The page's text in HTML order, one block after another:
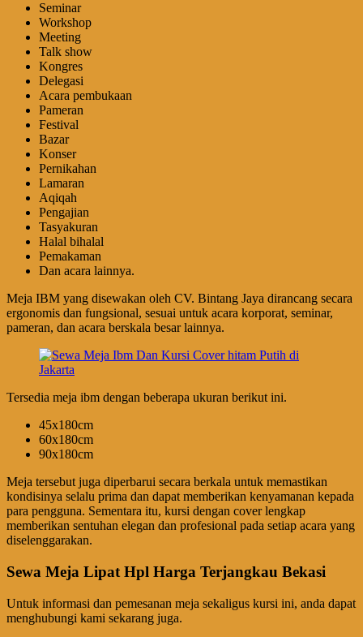
Seminar
Workshop
Meeting
Talk show
Kongres
Delegasi
Acara pembukaan
Pameran
Festival
Bazar
Konser
Pernikahan
Lamaran
Aqiqah
Pengajian
Tasyakuran
Halal bihalal
Pemakaman
Dan acara lainnya.
Meja IBM yang disewakan oleh CV. Bintang Jaya dirancang secara
ergonomis dan fungsional, sesuai untuk acara korporat, seminar,
pameran, dan acara berskala besar lainnya.
Tersedia meja ibm dengan beberapa ukuran berikut ini.
45x180cm
60x180cm
90x180cm
Meja tersebut juga diperbarui secara berkala untuk memastikan
kondisinya selalu prima dan dapat memberikan kenyamanan kepada
para pengguna. Sementara itu, kursi dengan cover lengkap
memberikan sentuhan elegan dan profesional pada setiap acara yang
diselenggarakan.
Sewa Meja Lipat Hpl Harga Terjangkau Bekasi
Untuk informasi dan pemesanan meja sekaligus kursi ini, anda dapat
menghubungi kami sekarang juga.